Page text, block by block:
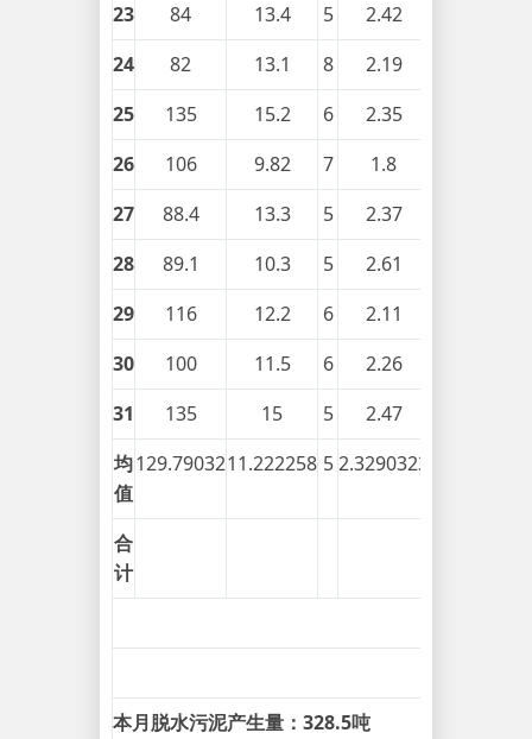
23
84 13.4 5 2.42
24
82 13.1 8 2.19
25
135 15.2 6 2.35
26
106 9.82 7 1.8
27
88.4 13.3 5 2.37
28
89.1 10.3 5 2.61
29
116 12.2 6 2.11
30
100 11.5 6 2.26
31
135 15 5 2.47
均
值
129.7903211.222258 5 2.3290323
合
计
本月脱水污泥产生量：328.5吨